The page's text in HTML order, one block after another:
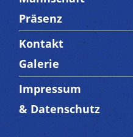
Präsenz
Trenner4
Kontakt
Galerie
Trenner 5
Impressum
& Datenschutz